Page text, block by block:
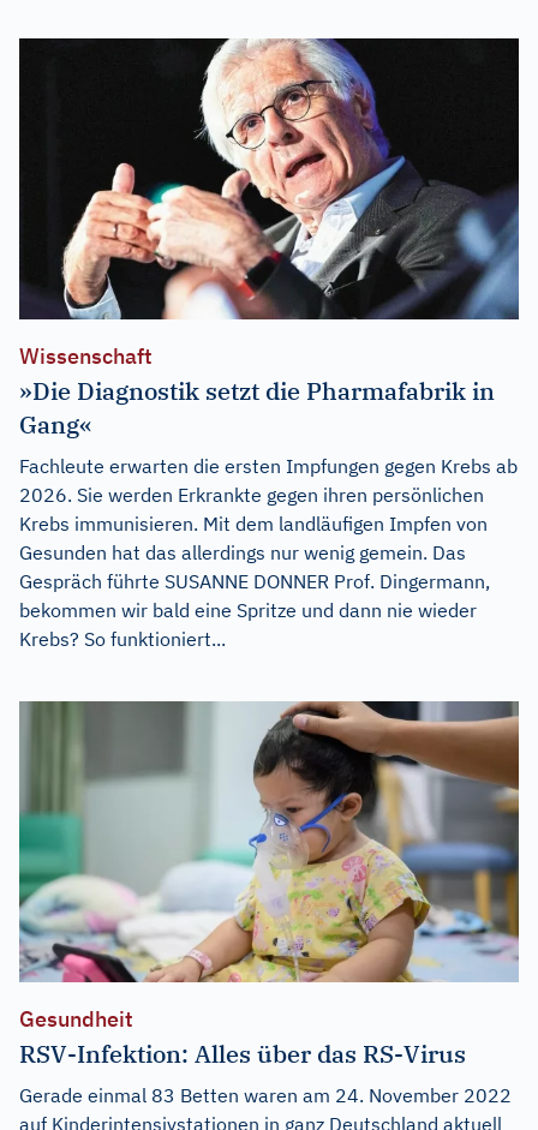
Wissenschaft
»Die Diagnostik setzt die Pharmafabrik in
Gang«
Fachleute erwarten die ersten Impfungen gegen Krebs ab
2026. Sie werden Erkrankte gegen ihren persönlichen
Krebs immunisieren. Mit dem landläufigen Impfen von
Gesunden hat das allerdings nur wenig gemein. Das
Gespräch führte SUSANNE DONNER Prof. Dingermann,
bekommen wir bald eine Spritze und dann nie wieder
Krebs? So funktioniert...
Gesundheit
RSV-Infektion: Alles über das RS-Virus
Gerade einmal 83 Betten waren am 24. November 2022
auf Kinderintensivstationen in ganz Deutschland aktuell